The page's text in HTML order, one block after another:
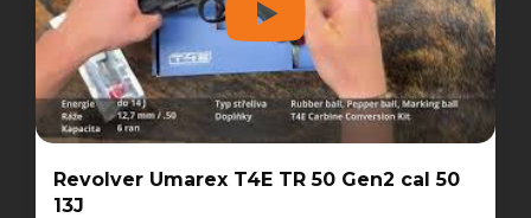
Revolver Umarex T4E TR 50 Gen2 cal 50
13J